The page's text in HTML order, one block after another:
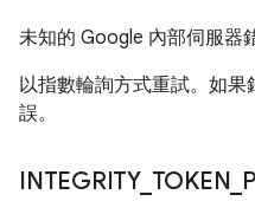
未知的 Google 內部伺服器
以指數輪詢方式重試。如
誤。
INTEGRITY_ TOKEN